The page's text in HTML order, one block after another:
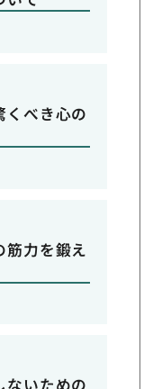
くべき心の
筋力を鍛え